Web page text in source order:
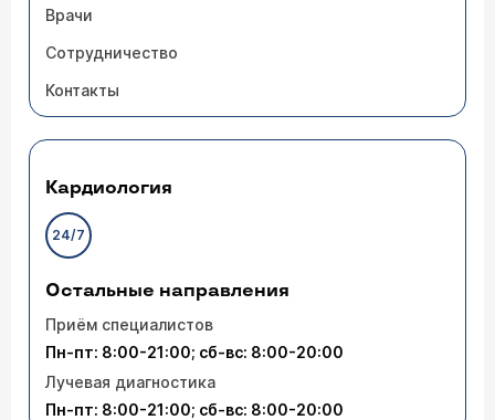
Врачи
Сотрудничество
Контакты
Кардиология
24/7
Остальные направления
Приём специалистов
Пн-пт: 8:00-21:00; сб-вс: 8:00-20:00
Лучевая диагностика
Пн-пт: 8:00-21:00; сб-вс: 8:00-20:00